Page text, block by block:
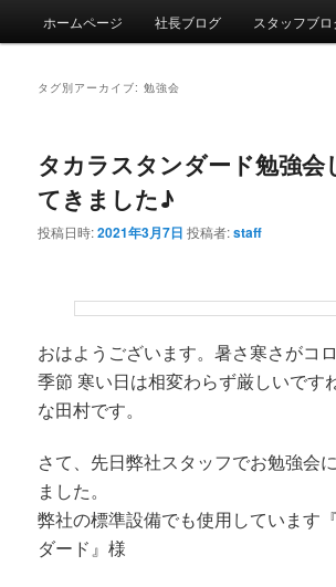
メインコンテンツへ移動
サブコンテンツへ移動
ホームページ 社長ブログ スタッフブロ
タグ別アーカイブ:勉強会
タカラスタンダード勉強会
てきました♪
投稿日時:2021年3月7日 投稿者:staff
おはようございます。暑さ寒さがコ
季節 寒い日は相変わらず厳しいです
な田村です。
さて、先日弊社スタッフでお勉強会
ました。
弊社の標準設備でも使用しています
ダード』様